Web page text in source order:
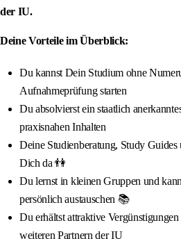
der IU.
Deine Vorteile im Überblick:
Du kannst Dein Studium ohne
Aufnahmeprüfung starten
Du absolvierst ein staatlich
praxisnahen Inhalten
Deine Studienberatung, Study
Dich da 👫
Du lernst in kleinen Gruppen und
persönlich austauschen 📚
Du erhältst attraktive
weiteren Partnern der IU